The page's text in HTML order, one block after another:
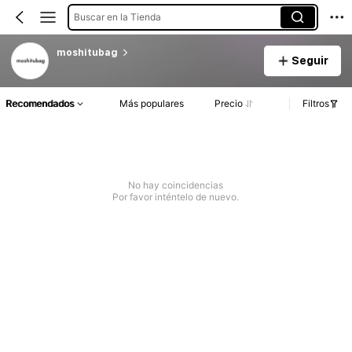
Buscar en la Tienda
moshitubag
Seguir
Recomendados Más populares Precio Filtros
No hay coincidencias
Por favor inténtelo de nuevo.